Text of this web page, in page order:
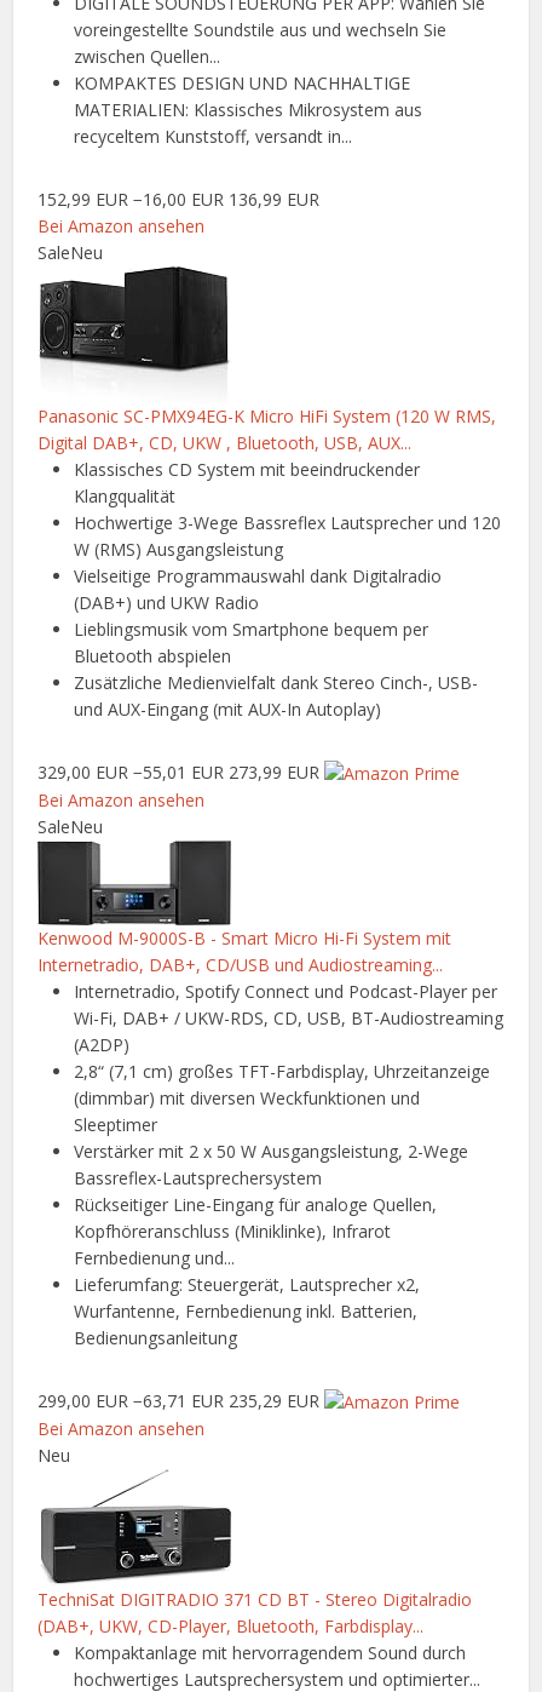
voreingestellte Soundstile aus und wechseln Sie
zwischen Quellen...
KOMPAKTES DESIGN UND NACHHALTIGE
MATERIALIEN: Klassisches Mikrosystem aus
recyceltem Kunststoff, versandt in...
152,99 EUR −16,00 EUR 136,99 EUR
Bei Amazon ansehen
SaleNeu
Panasonic SC-PMX94EG-K Micro HiFi System (120 W RMS,
Digital DAB+, CD, UKW , Bluetooth, USB, AUX...
Klassisches CD System mit beeindruckender
Klangqualität
Hochwertige 3-Wege Bassreflex Lautsprecher und 120
W (RMS) Ausgangsleistung
Vielseitige Programmauswahl dank Digitalradio
(DAB+) und UKW Radio
Lieblingsmusik vom Smartphone bequem per
Bluetooth abspielen
Zusätzliche Medienvielfalt dank Stereo Cinch-, USB-
und AUX-Eingang (mit AUX-In Autoplay)
329,00 EUR −55,01 EUR 273,99 EUR
Bei Amazon ansehen
SaleNeu
Kenwood M-9000S-B - Smart Micro Hi-Fi System mit
Internetradio, DAB+, CD/USB und Audiostreaming...
Internetradio, Spotify Connect und Podcast-Player per
Wi-Fi, DAB+ / UKW-RDS, CD, USB, BT-Audiostreaming
(A2DP)
2,8“ (7,1 cm) großes TFT-Farbdisplay, Uhrzeitanzeige
(dimmbar) mit diversen Weckfunktionen und
Sleeptimer
Verstärker mit 2 x 50 W Ausgangsleistung, 2-Wege
Bassreflex-Lautsprechersystem
Rückseitiger Line-Eingang für analoge Quellen,
Kopfhöreranschluss (Miniklinke), Infrarot
Fernbedienung und...
Lieferumfang: Steuergerät, Lautsprecher x2,
Wurfantenne, Fernbedienung inkl. Batterien,
Bedienungsanleitung
299,00 EUR −63,71 EUR 235,29 EUR
Bei Amazon ansehen
Neu
TechniSat DIGITRADIO 371 CD BT - Stereo Digitalradio
(DAB+, UKW, CD-Player, Bluetooth, Farbdisplay...
Kompaktanlage mit hervorragendem Sound durch
hochwertiges Lautsprechersystem und optimierter...